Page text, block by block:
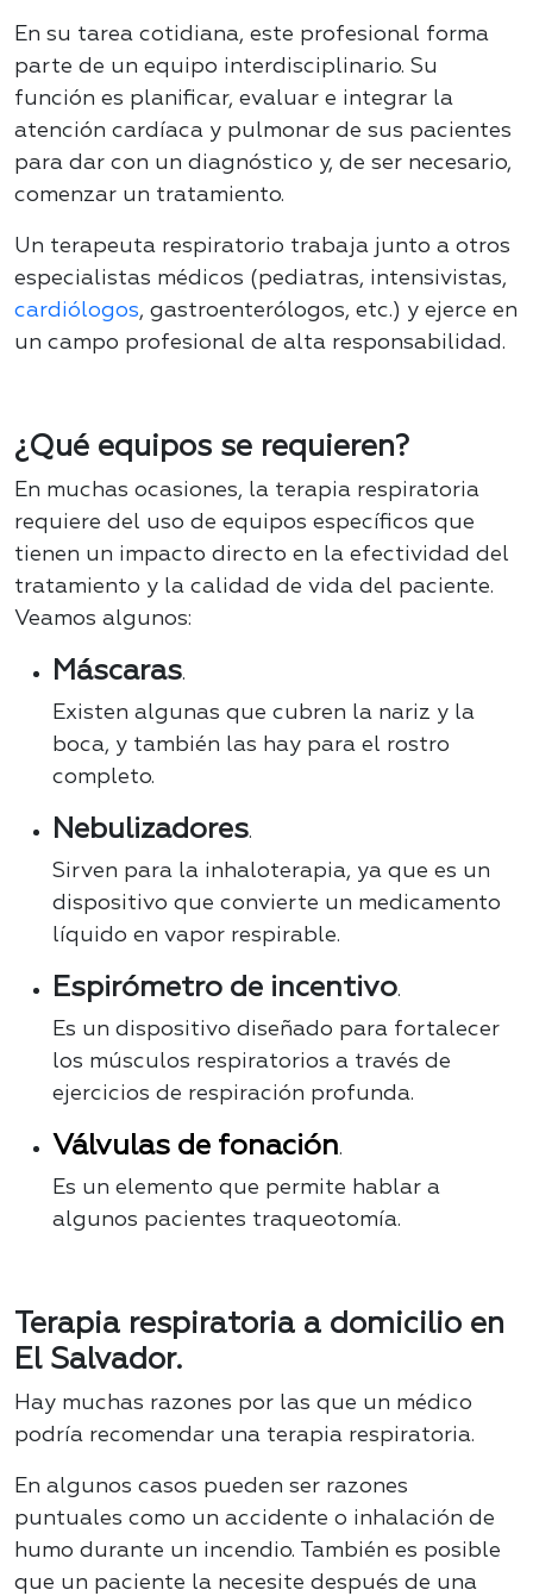
En su tarea cotidiana, este profesional forma
parte de un equipo interdisciplinario. Su
función es planificar, evaluar e integrar la
atención cardíaca y pulmonar de sus pacientes
para dar con un diagnóstico y, de ser necesario,
comenzar un tratamiento.
Un terapeuta respiratorio trabaja junto a otros
especialistas médicos (pediatras, intensivistas,
cardiólogos, gastroenterólogos, etc.) y ejerce en
un campo profesional de alta responsabilidad.
¿Qué equipos se requieren?
En muchas ocasiones, la terapia respiratoria
requiere del uso de equipos específicos que
tienen un impacto directo en la efectividad del
tratamiento y la calidad de vida del paciente.
Veamos algunos:
Máscaras.
Existen algunas que cubren la nariz y la
boca, y también las hay para el rostro
completo.
Nebulizadores.
Sirven para la inhaloterapia, ya que es un
dispositivo que convierte un medicamento
líquido en vapor respirable.
Espirómetro de incentivo.
Es un dispositivo diseñado para fortalecer
los músculos respiratorios a través de
ejercicios de respiración profunda.
Válvulas de fonación.
Es un elemento que permite hablar a
algunos pacientes traqueotomía.
Terapia respiratoria a domicilio en
El Salvador.
Hay muchas razones por las que un médico
podría recomendar una terapia respiratoria.
En algunos casos pueden ser razones
puntuales como un accidente o inhalación de
humo durante un incendio. También es posible
que un paciente la necesite después de una